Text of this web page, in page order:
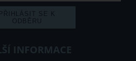
INFORMACE